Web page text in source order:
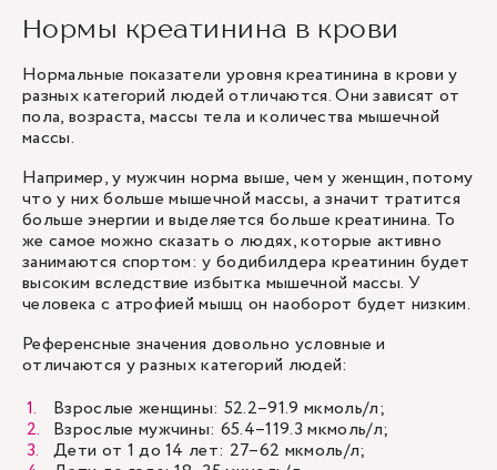
Нормы креатинина в крови
Нормальные показатели уровня креатинина в крови у
разных категорий людей отличаются. Они зависят от
пола, возраста, массы тела и количества мышечной
массы.
Например, у мужчин норма выше, чем у женщин, потому
что у них больше мышечной массы, а значит тратится
больше энергии и выделяется больше креатинина. То
же самое можно сказать о людях, которые активно
занимаются спортом: у бодибилдера креатинин будет
высоким вследствие избытка мышечной массы. У
человека с атрофией мышц он наоборот будет низким.
Референсные значения довольно условные и
отличаются у разных категорий людей:
Взрослые женщины: 52.2–91.9 мкмоль/л;
Взрослые мужчины: 65.4–119.3 мкмоль/л;
Дети от 1 до 14 лет: 27–62 мкмоль/л;